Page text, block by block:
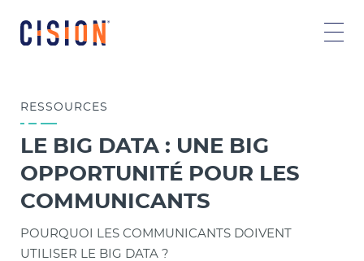
RESSOURCES
LE BIG DATA : UNE BIG
OPPORTUNITÉ POUR LES
COMMUNICANTS
POURQUOI LES COMMUNICANTS DOIVENT
UTILISER LE BIG DATA ?